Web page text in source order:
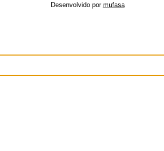
Desenvolvido por mufasa